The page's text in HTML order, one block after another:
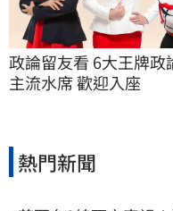
政論留友看 6大王牌
主流水席 歡迎入座
熱門新聞